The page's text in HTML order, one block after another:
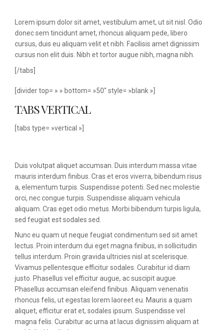
Lorem ipsum dolor sit amet, vestibulum amet, ut sit nisl. Odio
donec sem tincidunt amet, rhoncus aliquam pede, libero
cursus, duis eu aliquam velit et nibh. Facilisis amet dignissim
cursus non elit duis. Nibh et tortor augue nibh, magna nibh.
[/tabs]
[divider top= » » bottom= »50″ style= »blank »]
TABS VERTICAL
[tabs type= »vertical »]
Duis volutpat aliquet accumsan. Duis interdum massa vitae
mauris interdum finibus. Cras et eros viverra, bibendum risus
a, elementum turpis. Suspendisse potenti. Sed nec molestie
orci, nec congue turpis. Suspendisse aliquam vehicula
aliquam. Cras eget odio metus. Morbi bibendum turpis ligula,
sed feugiat est sodales sed.
Nunc eu quam ut neque feugiat condimentum sed sit amet
lectus. Proin interdum dui eget magna finibus, in sollicitudin
tellus interdum. Proin gravida ultricies nisl at scelerisque.
Vivamus pellentesque efficitur sodales. Curabitur id diam
justo. Phasellus vel efficitur augue, ac suscipit augue.
Phasellus accumsan eleifend finibus. Aliquam venenatis
rhoncus felis, ut egestas lorem laoreet eu. Mauris a quam
aliquet, efficitur erat et, sodales ipsum. Suspendisse vel
magna felis. Curabitur ac urna at lacus dignissim aliquam at